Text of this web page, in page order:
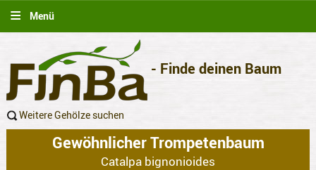
Menü
- Finde deinen Baum
Weitere Gehölze suchen
Gewöhnlicher Trompetenbaum
Catalpa bignonioides